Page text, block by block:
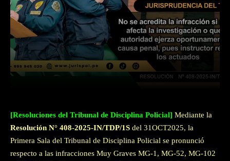
WhatsApp
[Resoluciones del Tribunal de Disciplina Policial] Mediante la
Resolución N° 408-2025-IN/TDP/1S del 31OCT2025, la
Primera Sala del Tribunal de Disciplina Policial se pronunció
respecto a las infracciones Muy Graves MG-1, MG-52, MG-102